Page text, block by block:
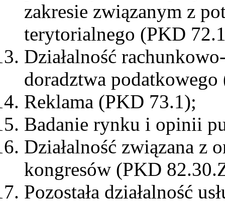
zakresie związanym z
terytorialnego (PKD
Działalność
doradztwa
Reklama (PKD 73.1);
Badanie rynku i opinii
Działalność związana z
kongresów (PKD
Pozostała działalność